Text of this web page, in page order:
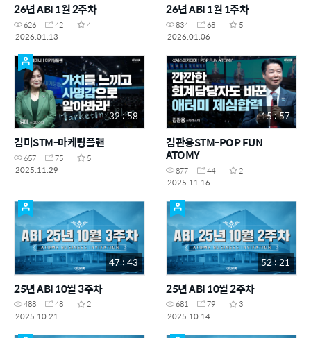
26년 ABI 1월 2주차
626 42
4
2026.01.13
26년 ABI 1월 1주차
834 68
5
2026.01.06
32 : 58
김미STM-마케팅플랜
657 75
5
2025.11.29
15 : 57
김관용STM-POP FUN
ATOMY
877 44
2
2025.11.16
47 : 43
25년 ABI 10월 3주차
488 48
2
2025.10.21
52 : 21
25년 ABI 10월 2주차
681 79
3
2025.10.14